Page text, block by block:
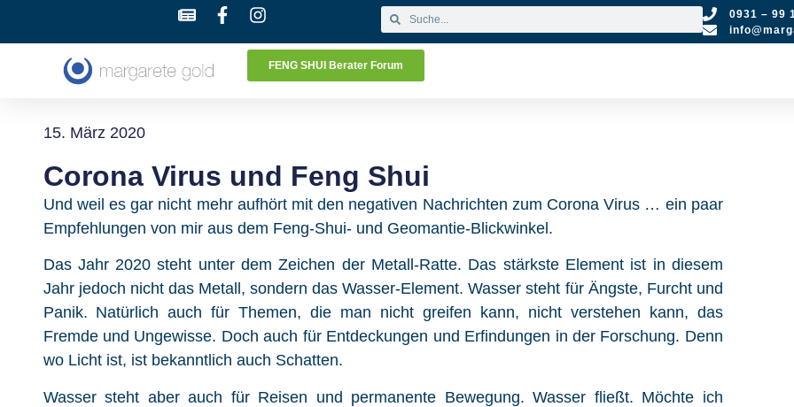
0931 – 99
FENG SHUI Berater Forum
15. März 2020
Corona Virus und Feng Shui
Und weil es gar nicht mehr aufhört mit den negativen Nachrichten zum Corona Virus … ein paar
Empfehlungen von mir aus dem Feng-Shui- und Geomantie-Blickwinkel.
Das Jahr 2020 steht unter dem Zeichen der Metall-Ratte. Das stärkste Element ist in diesem
Jahr jedoch nicht das Metall, sondern das Wasser-Element. Wasser steht für Ängste, Furcht und
Panik. Natürlich auch für Themen, die man nicht greifen kann, nicht verstehen kann, das
Fremde und Ungewisse. Doch auch für Entdeckungen und Erfindungen in der Forschung. Denn
wo Licht ist, ist bekanntlich auch Schatten.
Wasser steht aber auch für Reisen und permanente Bewegung. Wasser fließt. Möchte ich